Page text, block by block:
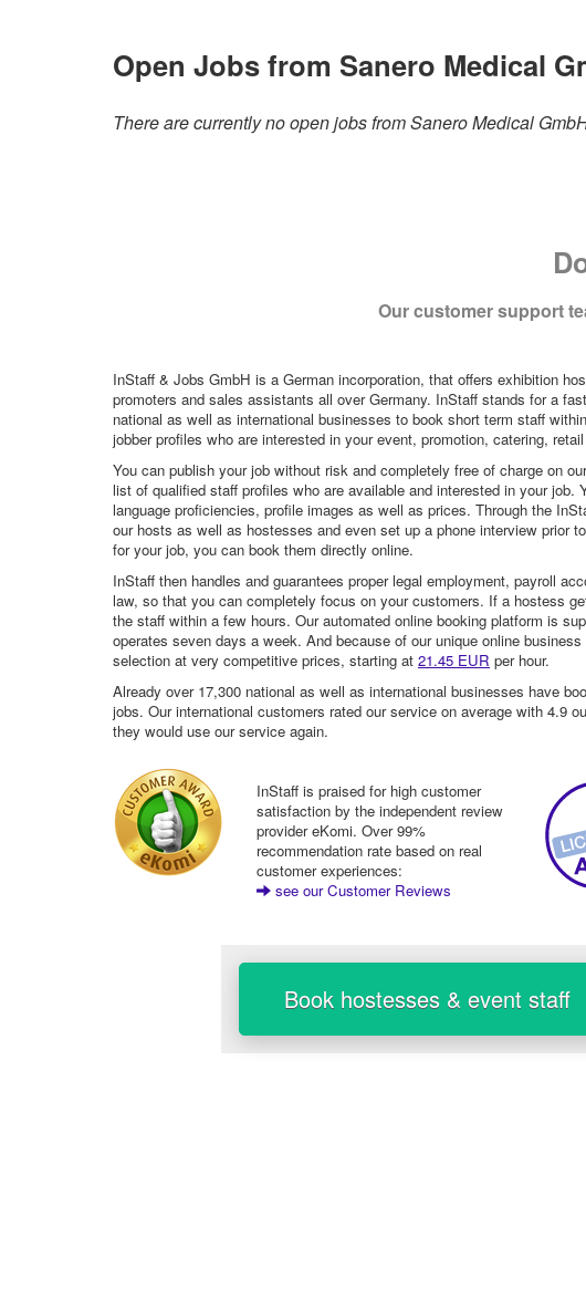
Open Jobs from Sanero Medical
There are currently no open jobs from Sanero Medical
Our customer support
InStaff & Jobs GmbH is a German incorporation, that offers exhibition
promoters and sales assistants all over Germany. InStaff stands for a
national as well as international businesses to book short term staff
jobber profiles who are interested in your event, promotion, catering,
You can publish your job without risk and completely free of charge on
list of qualified staff profiles who are available and interested in your job.
language proficiencies, profile images as well as prices. Through the
our hosts as well as hostesses and even set up a phone interview prior
for your job, you can book them directly online.
InStaff then handles and guarantees proper legal employment, payroll
law, so that you can completely focus on your customers. If a hostess
the staff within a few hours. Our automated online booking platform is
operates seven days a week. And because of our unique online
selection at very competitive prices, starting at 21.45 EUR per hour.
Already over 17,300 national as well as international businesses have
jobs. Our international customers rated our service on average with 4.9
they would use our service again.
InStaff is praised for high customer
satisfaction by the independent review
provider eKomi. Over 99%
recommendation rate based on real
customer experiences:
see our Customer Reviews
Book hostesses & event staff